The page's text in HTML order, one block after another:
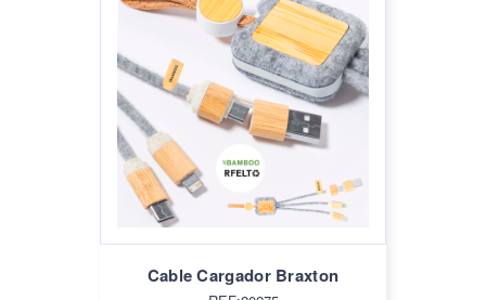
Cable Cargador Braxton